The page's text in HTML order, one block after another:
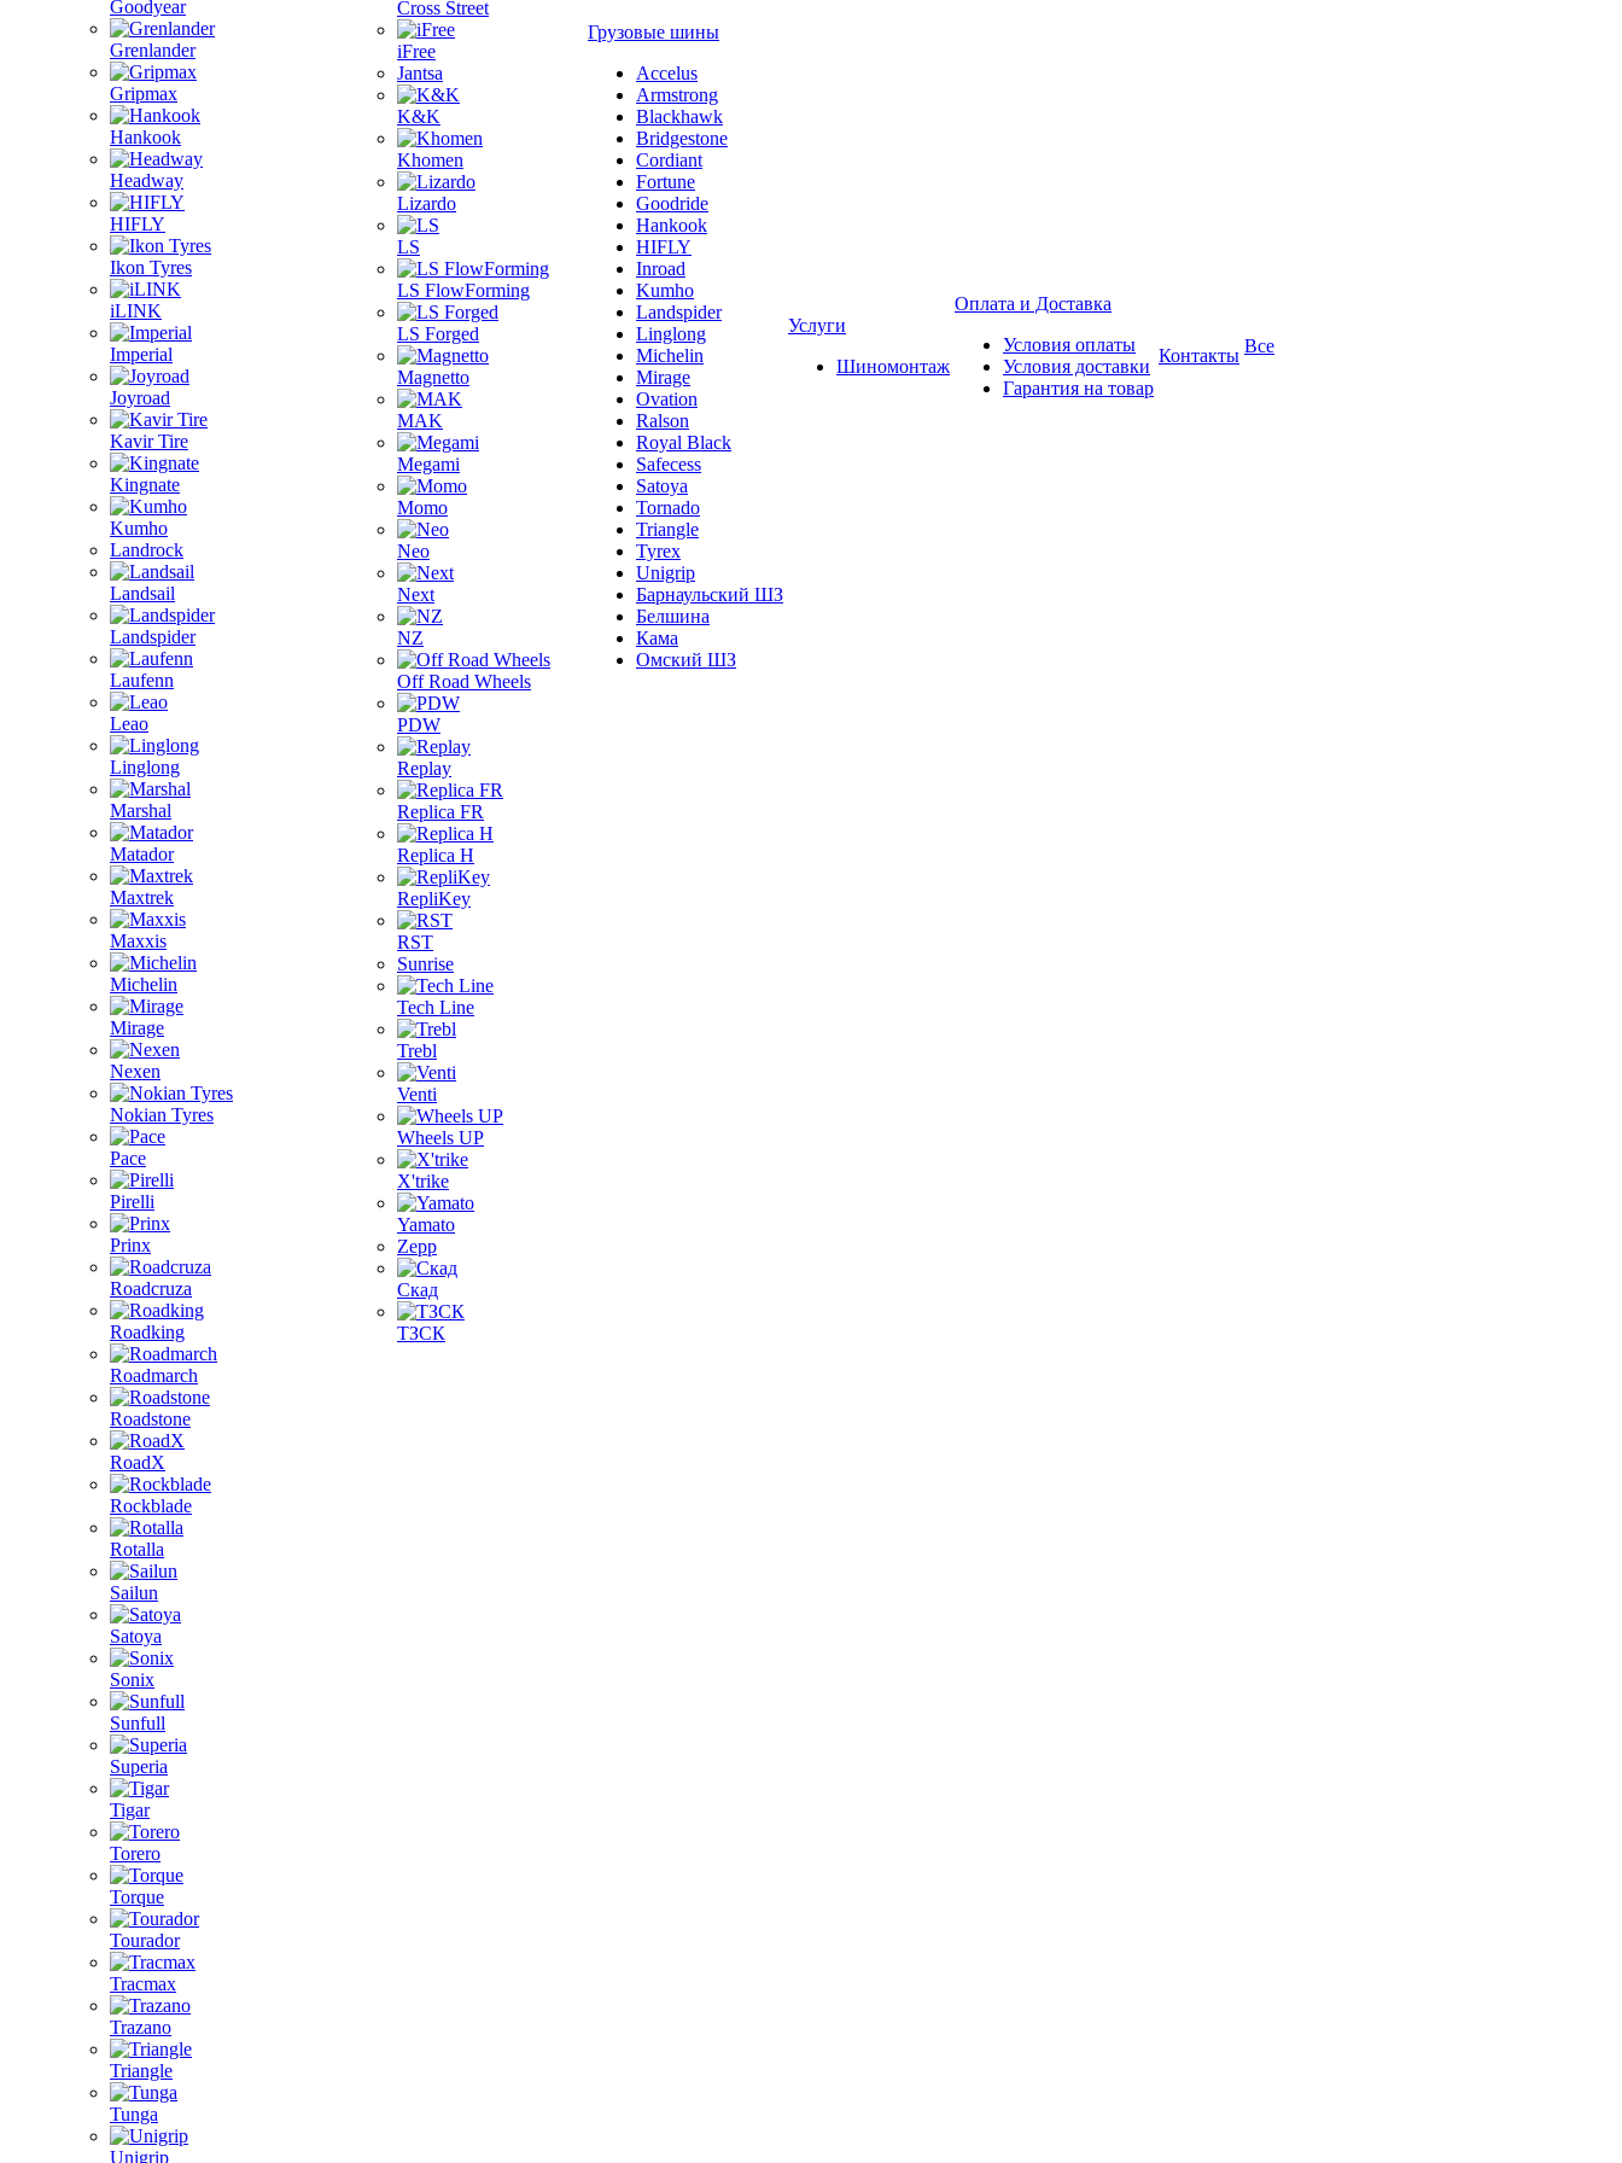
Goodyear
Grenlander
Gripmax
Hankook
Headway
HIFLY
Ikon Tyres
iLINK
Imperial
Joyroad
Kavir Tire
Kingnate
Kumho
Landrock
Landsail
Landspider
Laufenn
Leao
Linglong
Marshal
Matador
Maxtrek
Maxxis
Michelin
Mirage
Nexen
Nokian Tyres
Pace
Pirelli
Prinx
Roadcruza
Roadking
Roadmarch
Roadstone
RoadX
Rockblade
Rotalla
Sailun
Satoya
Sonix
Sunfull
Superia
Tigar
Torero
Torque
Tourador
Tracmax
Trazano
Triangle
Tunga
Unigrip
Cross Street
iFree
Jantsa
K&K
Khomen
Lizardo
LS
LS FlowForming
LS Forged
Magnetto
MAK
Megami
Momo
Neo
Next
NZ
Off Road Wheels
PDW
Replay
Replica FR
Replica H
RepliKey
RST
Sunrise
Tech Line
Trebl
Venti
Wheels UP
X'trike
Yamato
Zepp
Скад
ТЗСК
Грузовые шины
Accelus
Armstrong
Blackhawk
Bridgestone
Cordiant
Fortune
Goodride
Hankook
HIFLY
Inroad
Kumho
Landspider
Linglong
Michelin
Mirage
Ovation
Ralson
Royal Black
Safecess
Satoya
Tornado
Triangle
Tyrex
Unigrip
Барнаульский ШЗ
Белшина
Кама
Омский ШЗ
Услуги
Шиномонтаж
Оплата и Доставка
Условия оплаты
Условия доставки
Гарантия на товар
Контакты Все